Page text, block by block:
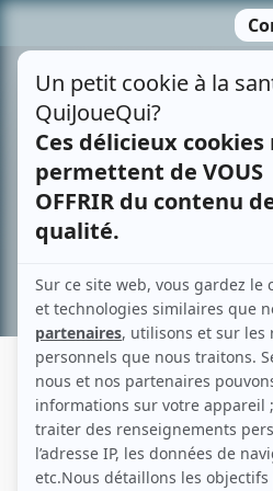
contenu
SHANE SIMMONS
Liens
Fiche de Shane Simmons sur Showbizz.net